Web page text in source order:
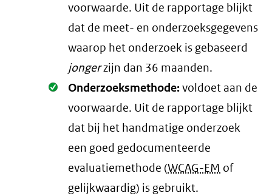
voorwaarde. Uit de rapportage blijkt
dat de meet- en onderzoeksgegevens
waarop het onderzoek is gebaseerd
jongerzijn dan 36 maanden.
Oké.
Onderzoeksmethode:voldoet aan de
voorwaarde. Uit de rapportage blijkt
dat bij het handmatige onderzoek
een goed gedocumenteerde
evaluatiemethode (WCAG-EM of
gelijkwaardig) is gebruikt.